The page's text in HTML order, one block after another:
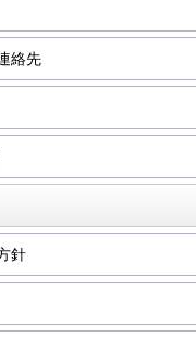
絡先
針